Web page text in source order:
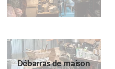
Débarras de maison